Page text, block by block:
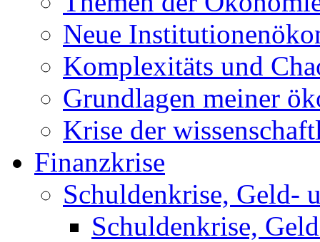
Neue
Komplexitäts und
Grundlagen meiner
Krise der
Finanzkrise
Schuldenkrise, Geld-
Schuldenkrise,